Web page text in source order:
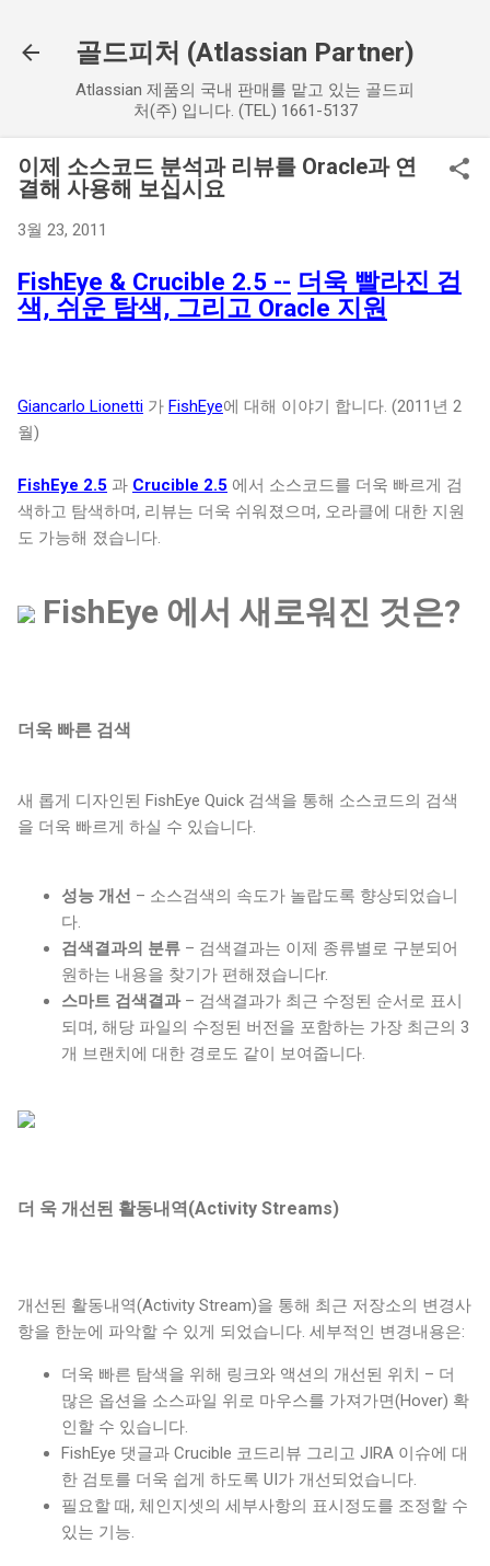
골드피처 (Atlassian Partner)
Atlassian 제품의 국내 판매를 맡고 있는 골드피
처(주) 입니다. (TEL) 1661-5137
이제 소스코드 분석과 리뷰를 Oracle과 연
결해 사용해 보십시요
3월 23, 2011
FishEye & Crucible 2.5 -- 더욱 빨라진 검
색, 쉬운 탐색, 그리고 Oracle 지원
Giancarlo Lionetti 가 FishEye에 대해 이야기 합니다. (2011년 2
월)
FishEye 2.5 과 Crucible 2.5 에서 소스코드를 더욱 빠르게 검
색하고 탐색하며, 리뷰는 더욱 쉬워졌으며, 오라클에 대한 지원
도 가능해 졌습니다.
FishEye 에서 새로워진 것은?
더욱 빠른 검색
새 롭게 디자인된 FishEye Quick 검색을 통해 소스코드의 검색
을 더욱 빠르게 하실 수 있습니다.
성능 개선 – 소스검색의 속도가 놀랍도록 향상되었습니
다.
검색결과의 분류 – 검색결과는 이제 종류별로 구분되어
원하는 내용을 찾기가 편해졌습니다r.
스마트 검색결과– 검색결과가 최근 수정된 순서로 표시
되며, 해당 파일의 수정된 버전을 포함하는 가장 최근의 3
개 브랜치에 대한 경로도 같이 보여줍니다.
더 욱 개선된 활동내역(Activity Streams)
개선된 활동내역(Activity Stream)을 통해 최근 저장소의 변경사
항을 한눈에 파악할 수 있게 되었습니다. 세부적인 변경내용은:
더욱 빠른 탐색을 위해 링크와 액션의 개선된 위치 – 더
많은 옵션을 소스파일 위로 마우스를 가져가면(Hover) 확
인할 수 있습니다.
FishEye 댓글과 Crucible 코드리뷰 그리고 JIRA 이슈에 대
한 검토를 더욱 쉽게 하도록 UI가 개선되었습니다.
필요할 때, 체인지셋의 세부사항의 표시정도를 조정할 수
있는 기능.